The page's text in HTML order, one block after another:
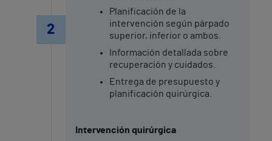
2
Planificación de la
intervención según párpado
superior, inferior o ambos.
Información detallada sobre
recuperación y cuidados.
Entrega de presupuesto y
planificación quirúrgica.
Intervención quirúrgica